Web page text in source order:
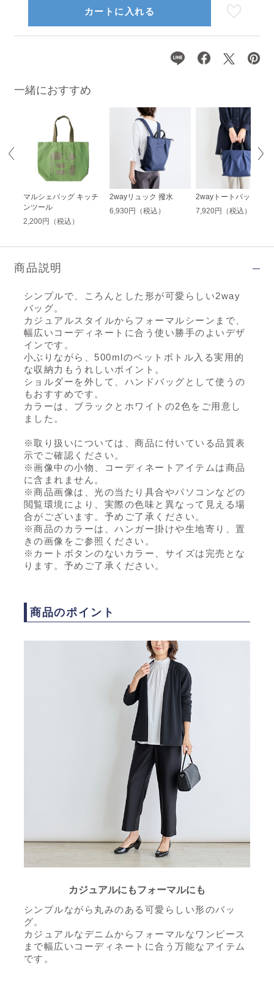
一緒におすすめ
マルシェバッグ キッチ
ンツール
2,200円（税込）
2wayリュック 撥水
6,930円（税込）
2wayトートバッグ 撥水
7,920円（税込）
カートに入れる
商品説明
シンプルで、ころんとした形が可愛らしい2way
バッグ。
カジュアルスタイルからフォーマルシーンまで、
幅広いコーディネートに合う使い勝手のよいデザ
インです。
小ぶりながら、500mlのペットボトル入る実用的
な収納力もうれしいポイント。
ショルダーを外して、ハンドバッグとして使うの
もおすすめです。
カラーは、ブラックとホワイトの2色をご用意し
ました。
※取り扱いについては、商品に付いている品質表
示でご確認ください。
※画像中の小物、コーディネートアイテムは商品
に含まれません。
※商品画像は、光の当たり具合やパソコンなどの
閲覧環境により、実際の色味と異なって見える場
合がございます。予めご了承ください。
※商品のカラーは、ハンガー掛けや生地寄り、置
きの画像をご参照ください。
※カートボタンのないカラー、サイズは完売とな
ります。予めご了承ください。
商品のポイント
カジュアルにもフォーマルにも
シンプルながら丸みのある可愛らしい形のバッ
グ。
カジュアルなデニムからフォーマルなワンピース
まで幅広いコーディネートに合う万能なアイテム
です。